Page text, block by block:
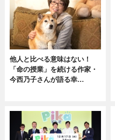
他人と比べる意味はない！
「命の授業」を続ける作家・
今西乃子さんが語る幸…